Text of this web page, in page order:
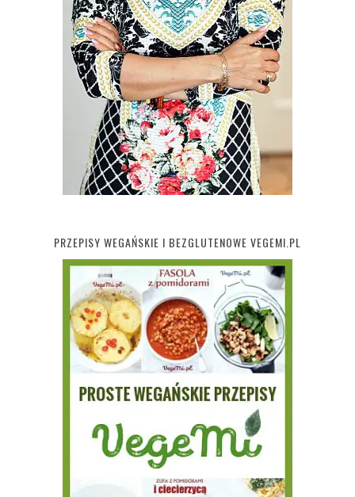
PRZEPISY WEGAŃSKIE I BEZGLUTENOWE VEGEMI.PL